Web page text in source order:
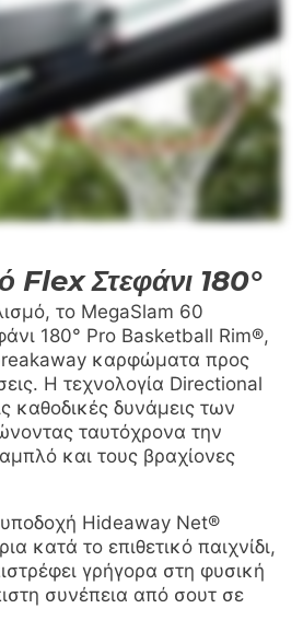
Flex Στεφάνι 180°
το MegaSlam 60
180° Pro Basketball Rim®,
καρφώματα προς
Η τεχνολογία Directional
καθοδικές δυνάμεις των
ταυτόχρονα την
και τους βραχίονες
Hideaway Net®
κατά το επιθετικό παιχνίδι,
γρήγορα στη φυσική
συνέπεια από σουτ σε